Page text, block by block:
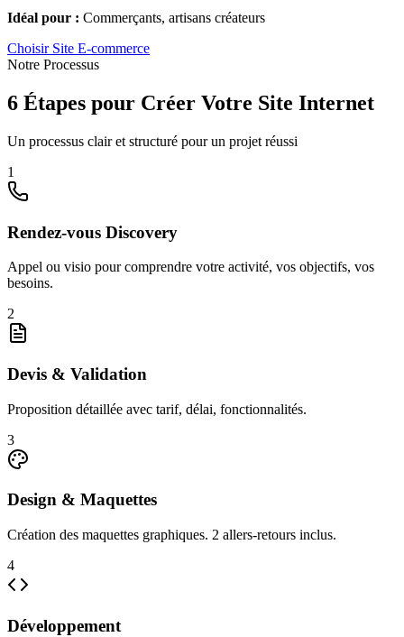
Idéal pour : Commerçants, artisans créateurs
Choisir Site E-commerce
Notre Processus
6 Étapes pour Créer Votre Site Internet
Un processus clair et structuré pour un projet réussi
1
Rendez-vous Discovery
Appel ou visio pour comprendre votre activité, vos objectifs, vos
besoins.
2
Devis & Validation
Proposition détaillée avec tarif, délai, fonctionnalités.
3
Design & Maquettes
Création des maquettes graphiques. 2 allers-retours inclus.
4
Développement